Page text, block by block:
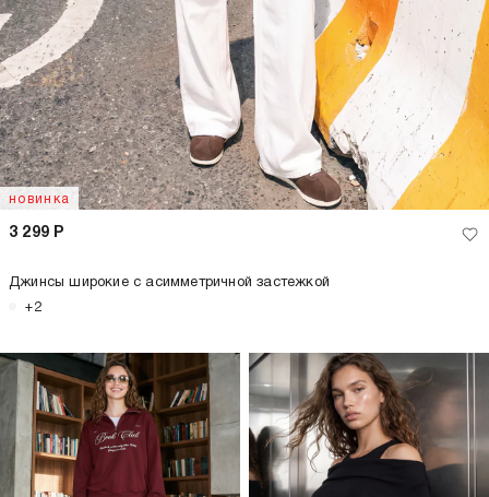
новинка
3 299 Р
Джинсы широкие с асимметричной застежкой
+2